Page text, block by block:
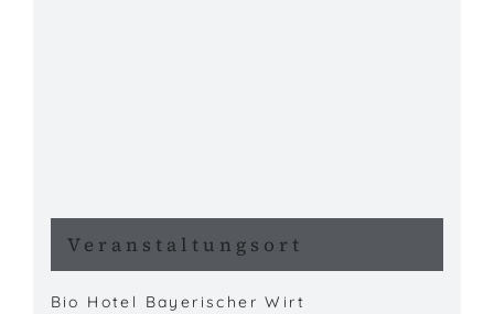
Veranstaltungsort
Bio Hotel Bayerischer Wirt